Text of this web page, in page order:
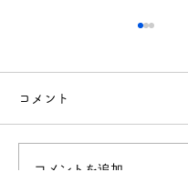
コメント
コメントを追加…